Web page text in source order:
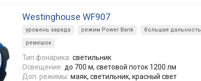
Westinghouse WF907
уровень заряда режим Power Bank
большая дальность
ремешок
Тип фонарика: светильник
Освещение: до 700 м, световой поток 1200 лм
Доп. режимы: маяк, светильник, красный свет